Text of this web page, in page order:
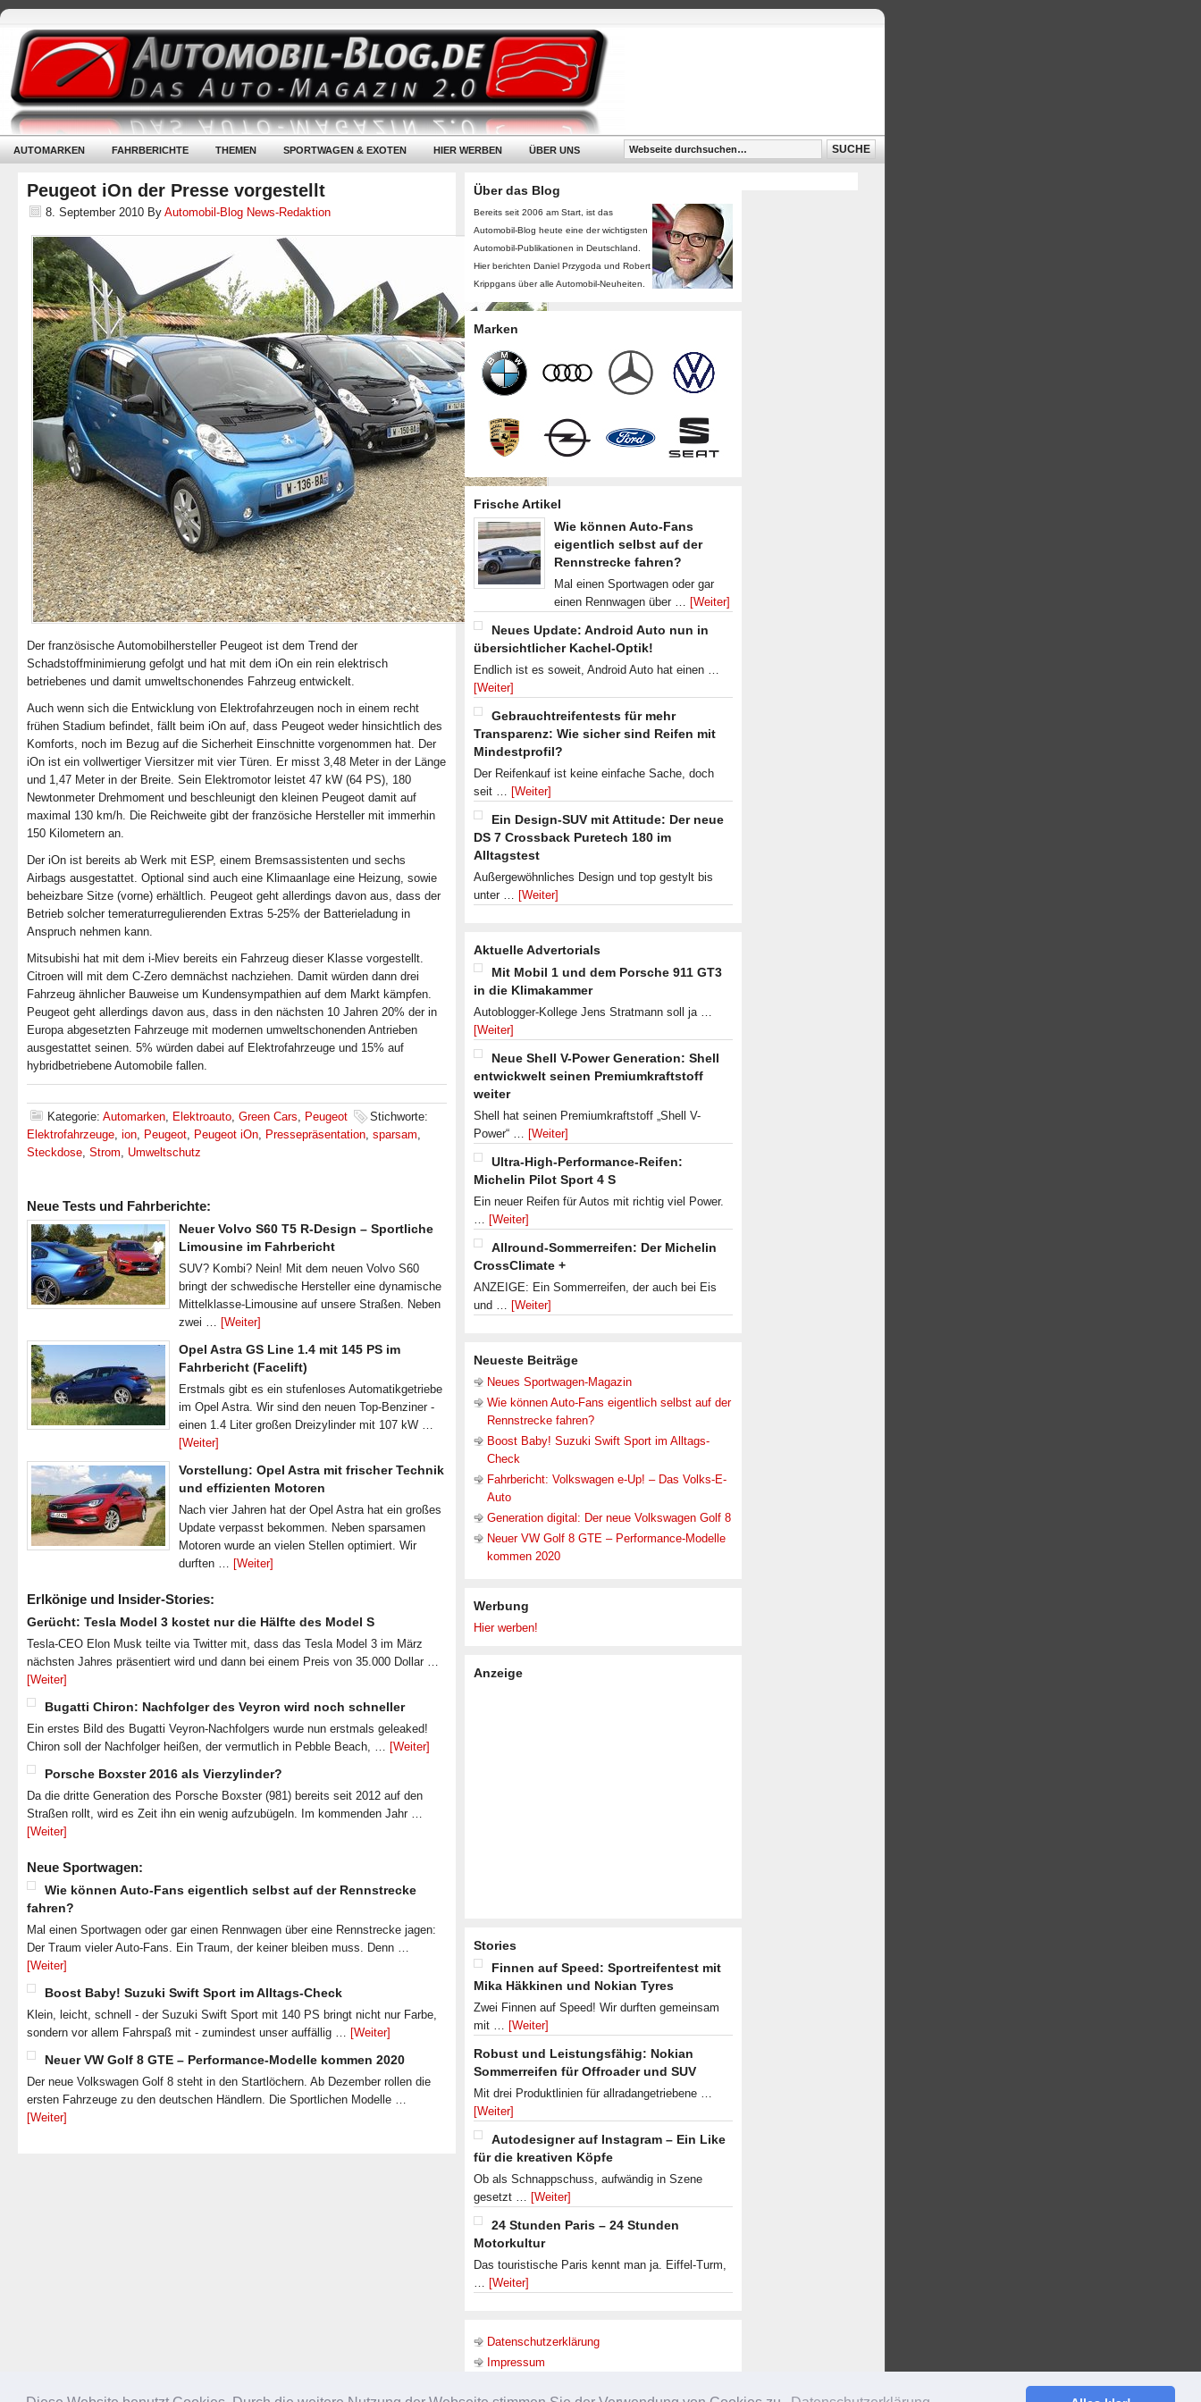
AUTOMARKEN FAHRBERICHTE THEMEN SPORTWAGEN & EXOTEN HIER WERBEN ÜBER UNS
Peugeot iOn der Presse vorgestellt
8. September 2010 By Automobil-Blog News-Redaktion
Der französische Automobilhersteller Peugeot ist dem Trend der
Schadstoffminimierung gefolgt und hat mit dem iOn ein rein elektrisch
betriebenes und damit umweltschonendes Fahrzeug entwickelt.
Auch wenn sich die Entwicklung von Elektrofahrzeugen noch in einem recht
frühen Stadium befindet, fällt beim iOn auf, dass Peugeot weder hinsichtlich des
Komforts, noch im Bezug auf die Sicherheit Einschnitte vorgenommen hat. Der
iOn ist ein vollwertiger Viersitzer mit vier Türen. Er misst 3,48 Meter in der Länge
und 1,47 Meter in der Breite. Sein Elektromotor leistet 47 kW (64 PS), 180
Newtonmeter Drehmoment und beschleunigt den kleinen Peugeot damit auf
maximal 130 km/h. Die Reichweite gibt der französiche Hersteller mit immerhin
150 Kilometern an.
Der iOn ist bereits ab Werk mit ESP, einem Bremsassistenten und sechs
Airbags ausgestattet. Optional sind auch eine Klimaanlage eine Heizung, sowie
beheizbare Sitze (vorne) erhältlich. Peugeot geht allerdings davon aus, dass der
Betrieb solcher temeraturregulierenden Extras 5-25% der Batterieladung in
Anspruch nehmen kann.
Mitsubishi hat mit dem i-Miev bereits ein Fahrzeug dieser Klasse vorgestellt.
Citroen will mit dem C-Zero demnächst nachziehen. Damit würden dann drei
Fahrzeug ähnlicher Bauweise um Kundensympathien auf dem Markt kämpfen.
Peugeot geht allerdings davon aus, dass in den nächsten 10 Jahren 20% der in
Europa abgesetzten Fahrzeuge mit modernen umweltschonenden Antrieben
ausgestattet seinen. 5% würden dabei auf Elektrofahrzeuge und 15% auf
hybridbetriebene Automobile fallen.
Kategorie: Automarken, Elektroauto, Green Cars, Peugeot
Stichworte:
Elektrofahrzeuge, ion, Peugeot, Peugeot iOn, Pressepräsentation, sparsam,
Steckdose, Strom, Umweltschutz
Neue Tests und Fahrberichte:
Neuer Volvo S60 T5 R-Design – Sportliche
Limousine im Fahrbericht
SUV? Kombi? Nein! Mit dem neuen Volvo S60
bringt der schwedische Hersteller eine dynamische
Mittelklasse-Limousine auf unsere Straßen. Neben
zwei … [Weiter]
Opel Astra GS Line 1.4 mit 145 PS im
Fahrbericht (Facelift)
Erstmals gibt es ein stufenloses Automatikgetriebe
im Opel Astra. Wir sind den neuen Top-Benziner -
einen 1.4 Liter großen Dreizylinder mit 107 kW …
[Weiter]
Vorstellung: Opel Astra mit frischer Technik
und effizienten Motoren
Nach vier Jahren hat der Opel Astra hat ein großes
Update verpasst bekommen. Neben sparsamen
Motoren wurde an vielen Stellen optimiert. Wir
durften … [Weiter]
Erlkönige und Insider-Stories:
Gerücht: Tesla Model 3 kostet nur die Hälfte des Model S
Tesla-CEO Elon Musk teilte via Twitter mit, dass das Tesla Model 3 im März
nächsten Jahres präsentiert wird und dann bei einem Preis von 35.000 Dollar …
[Weiter]
Bugatti Chiron: Nachfolger des Veyron wird noch schneller
Ein erstes Bild des Bugatti Veyron-Nachfolgers wurde nun erstmals geleaked!
Chiron soll der Nachfolger heißen, der vermutlich in Pebble Beach, … [Weiter]
Porsche Boxster 2016 als Vierzylinder?
Da die dritte Generation des Porsche Boxster (981) bereits seit 2012 auf den
Straßen rollt, wird es Zeit ihn ein wenig aufzubügeln. Im kommenden Jahr …
[Weiter]
Neue Sportwagen:
Wie können Auto-Fans eigentlich selbst auf der Rennstrecke
fahren?
Mal einen Sportwagen oder gar einen Rennwagen über eine Rennstrecke jagen:
Der Traum vieler Auto-Fans. Ein Traum, der keiner bleiben muss. Denn …
[Weiter]
Boost Baby! Suzuki Swift Sport im Alltags-Check
Klein, leicht, schnell - der Suzuki Swift Sport mit 140 PS bringt nicht nur Farbe,
sondern vor allem Fahrspaß mit - zumindest unser auffällig … [Weiter]
Neuer VW Golf 8 GTE – Performance-Modelle kommen 2020
Der neue Volkswagen Golf 8 steht in den Startlöchern. Ab Dezember rollen die
ersten Fahrzeuge zu den deutschen Händlern. Die Sportlichen Modelle …
[Weiter]
Über das Blog
Bereits seit 2006 am Start, ist das
Automobil-Blog heute eine der wichtigsten
Automobil-Publikationen in Deutschland.
Hier berichten Daniel Przygoda und Robert
Krippgans über alle Automobil-Neuheiten.
Marken
Frische Artikel
Wie können Auto-Fans
eigentlich selbst auf der
Rennstrecke fahren?
Mal einen Sportwagen oder gar
einen Rennwagen über … [Weiter]
Neues Update: Android Auto nun in
übersichtlicher Kachel-Optik!
Endlich ist es soweit, Android Auto hat einen …
[Weiter]
Gebrauchtreifentests für mehr
Transparenz: Wie sicher sind Reifen mit
Mindestprofil?
Der Reifenkauf ist keine einfache Sache, doch
seit … [Weiter]
Ein Design-SUV mit Attitude: Der neue
DS 7 Crossback Puretech 180 im
Alltagstest
Außergewöhnliches Design und top gestylt bis
unter … [Weiter]
Aktuelle Advertorials
Mit Mobil 1 und dem Porsche 911 GT3
in die Klimakammer
Autoblogger-Kollege Jens Stratmann soll ja …
[Weiter]
Neue Shell V-Power Generation: Shell
entwickwelt seinen Premiumkraftstoff
weiter
Shell hat seinen Premiumkraftstoff „Shell V-
Power“ … [Weiter]
Ultra-High-Performance-Reifen:
Michelin Pilot Sport 4 S
Ein neuer Reifen für Autos mit richtig viel Power.
… [Weiter]
Allround-Sommerreifen: Der Michelin
CrossClimate +
ANZEIGE: Ein Sommerreifen, der auch bei Eis
und … [Weiter]
Neueste Beiträge
Neues Sportwagen-Magazin
Wie können Auto-Fans eigentlich selbst auf der
Rennstrecke fahren?
Boost Baby! Suzuki Swift Sport im Alltags-
Check
Fahrbericht: Volkswagen e-Up! – Das Volks-E-
Auto
Generation digital: Der neue Volkswagen Golf 8
Neuer VW Golf 8 GTE – Performance-Modelle
kommen 2020
Werbung
Hier werben!
Anzeige
Stories
Finnen auf Speed: Sportreifentest mit
Mika Häkkinen und Nokian Tyres
Zwei Finnen auf Speed! Wir durften gemeinsam
mit … [Weiter]
Robust und Leistungsfähig: Nokian
Sommerreifen für Offroader und SUV
Mit drei Produktlinien für allradangetriebene …
[Weiter]
Autodesigner auf Instagram – Ein Like
für die kreativen Köpfe
Ob als Schnappschuss, aufwändig in Szene
gesetzt … [Weiter]
24 Stunden Paris – 24 Stunden
Motorkultur
Das touristische Paris kennt man ja. Eiffel-Turm,
… [Weiter]
Datenschutzerklärung
Impressum